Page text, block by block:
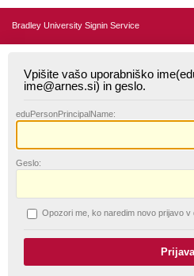
Bradley University Signin Service
Vpišite vašo uporabniško
ime@arnes.si) in geslo.
eduPersonPrincipalName:
Geslo:
Opozori me, ko naredim novo prijavo v